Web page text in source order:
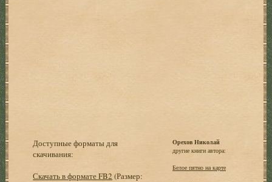
Доступные форматы для
скачивания:
Скачать в формате FB2 (Размер:
Орехов Николай
другие книги автора:
Белое пятно на карте